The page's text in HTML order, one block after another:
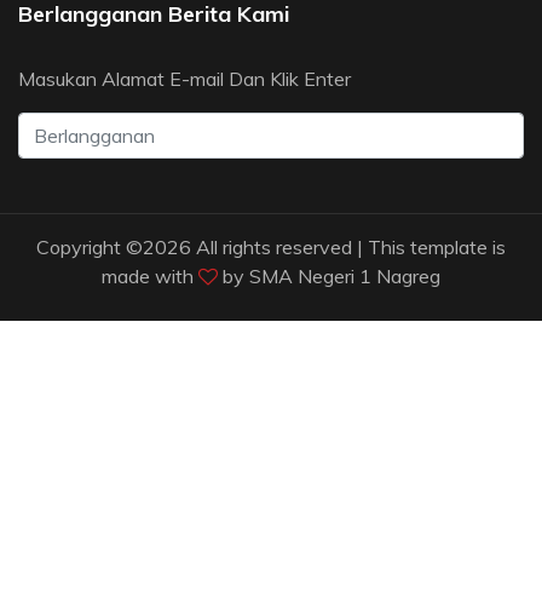
Berlangganan Berita Kami
Masukan Alamat E-mail Dan Klik Enter
Copyright ©2026 All rights reserved | This template is
made with
by SMA Negeri 1 Nagreg